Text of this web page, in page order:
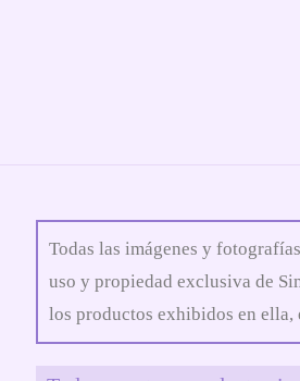
Todas las imágenes y
uso y propiedad exclusiva de
los productos exhibidos en ella,